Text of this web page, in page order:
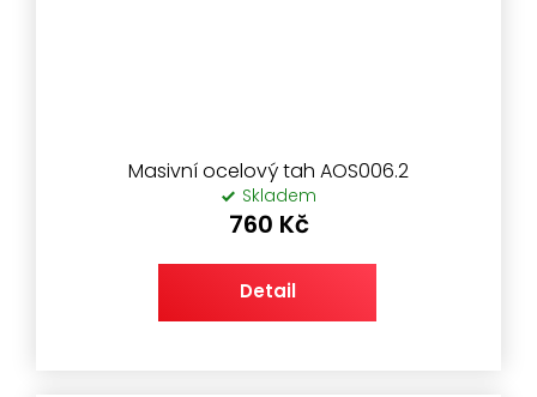
Masivní ocelový tah AOS006.2
Skladem
760 Kč
Detail